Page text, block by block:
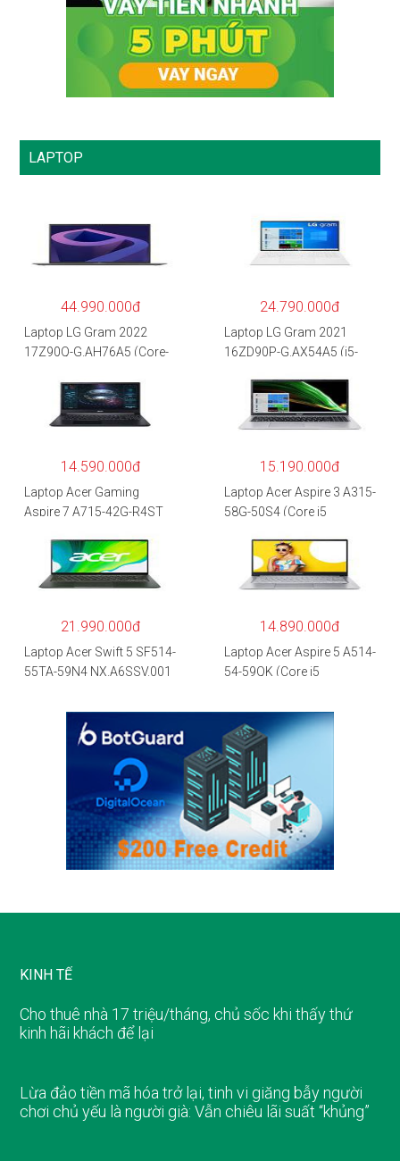
LAPTOP
44.990.000đ
Laptop LG Gram 2022
17Z90Q-G.AH76A5 (Core-
1260P/16GB/512GB/17″
WQXGA/Win 11/Xám)
24.790.000đ
Laptop LG Gram 2021
16ZD90P-G.AX54A5 (i5-
SSD/16″WQXGA/Dos/Trắ
14.590.000đ
Laptop Acer Gaming
Aspire 7 A715-42G-R4ST
5500U/8GB RAM/256GB
SSD/15.6″FHD
IPS/GTX1650 4GB/Win10)
15.190.000đ
Laptop Acer Aspire 3 A315-
58G-50S4 (Core i5
RAM/512GB/15.6″FHD/M
X350 2GB/Win 10/Bạc)
21.990.000đ
Laptop Acer Swift 5 SF514-
55TA-59N4 NX.A6SSV.001
RAM/1TB
SSD/14″FHD_Touch/Win1
0/Xanh) – Hàng chính
14.890.000đ
Laptop Acer Aspire 5 A514-
54-59QK (Core i5
RAM/512GB/14″FHD/Win
11/Vàng)
KINH TẾ
Cho thuê nhà 17 triệu/tháng, chủ sốc khi thấy thứ
kinh hãi khách để lại
Lừa đảo tiền mã hóa trở lại, tinh vi giăng bẫy người
chơi chủ yếu là người già: Vẫn chiêu lãi suất “khủng”